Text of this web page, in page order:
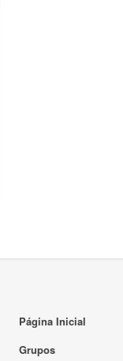
23:00
Página Inicial
Grupos